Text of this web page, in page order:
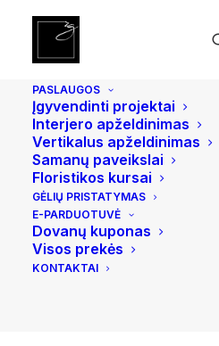
PASLAUGOS
Įgyvendinti projektai
Interjero apželdinimas
Vertikalus apželdinimas
Samanų paveikslai
Floristikos kursai
GĖLIŲ PRISTATYMAS
E-PARDUOTUVĖ
Dovanų kuponas
Visos prekės
KONTAKTAI
Pradžia
Smilkalai ir smilkalinės
Alavijo smilkalai „Jinkoh